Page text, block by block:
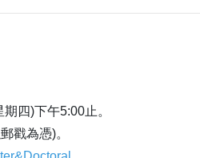
四)下午5:00止。
戳為憑)。